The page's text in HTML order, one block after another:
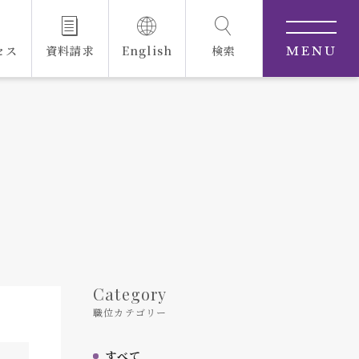
ス 資料請求 English 検索 MENU
Category
職位カテゴリー
すべて